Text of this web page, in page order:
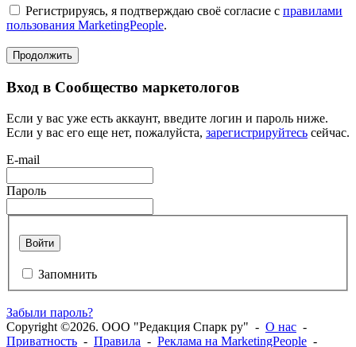
Регистрируясь, я подтверждаю своё согласие с правилами
пользования MarketingPeople.
Продолжить
Вход в Сообщество маркетологов
Если у вас уже есть аккаунт, введите логин и пароль ниже.
Если у вас его еще нет, пожалуйста, зарегистрируйтесь сейчас.
E-mail
Пароль
Войти
Запомнить
Забыли пароль?
Copyright ©2026. ООО "Редакция Спарк ру" - О нас -
Приватность - Правила - Реклама на MarketingPeople -